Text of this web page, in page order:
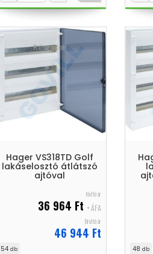
Részletek
Hager VS318TD Golf
lakáselosztó átlátszó
ajtóval
Nettó ár
36 964 Ft + ÁFA
Bruttó ár
46 944 Ft
54 db 48db